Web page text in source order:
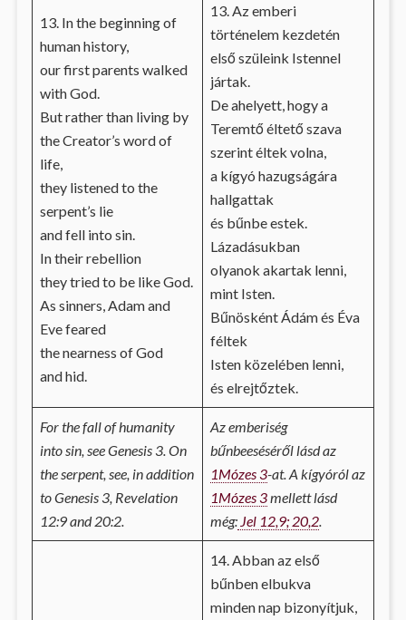
13. In the beginning of
human history,
our first parents walked
with God.
But rather than living by
the Creator’s word of
life,
they listened to the
serpent’s lie
and fell into sin.
In their rebellion
they tried to be like God.
As sinners, Adam and
Eve feared
the nearness of God
and hid.
13. Az emberi
történelem kezdetén
első szüleink Istennel
jártak.
De ahelyett, hogy a
Teremtő éltető szava
szerint éltek volna,
a kígyó hazugságára
hallgattak
és bűnbe estek.
Lázadásukban
olyanok akartak lenni,
mint Isten.
Bűnösként Ádám és Éva
féltek
Isten közelében lenni,
és elrejtőztek.
For the fall of humanity
into sin, see Genesis 3. On
the serpent, see, in addition
to Genesis 3, Revelation
12:9 and 20:2.
Az emberiség
bűnbeeséséről lásd az
1Mózes 3-at. A kígyóról az
1Mózes 3mellett lásd
még:Jel 12,9; 20,2.
14. Abban az első
bűnben elbukva
minden nap bizonyítjuk,